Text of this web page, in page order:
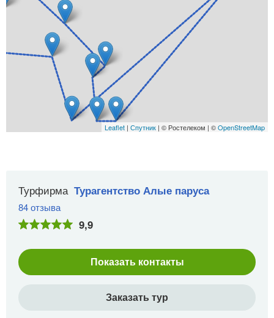
Leaflet | Спутник | © Ростелеком | ©OpenStreetMap
Турфирма Турагентство Алые паруса
84 отзыва
9,9
Показать контакты
Заказать тур